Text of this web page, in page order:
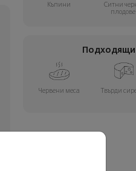
Къпини
Ситни
плодове
Подходящи
Червени меса Твърди